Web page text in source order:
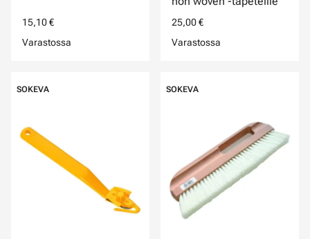
15,10 €
Varastossa
25,00 €
Varastossa
SOKEVA SOKEVA